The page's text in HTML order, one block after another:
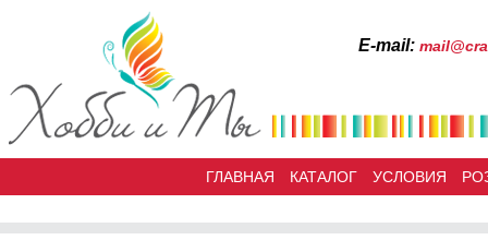
Е-mail:
ГЛАВНАЯ КАТАЛОГ УСЛОВИЯ